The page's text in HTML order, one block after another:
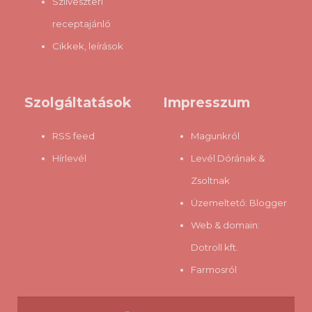
receptajánló
Cikkek, leírások
Szolgáltatások
RSS feed
Hírlevél
Impresszum
Magunkról
Levél Dórának &
Zsoltnak
Üzemeltető: Blogger
Web & domain:
Dotroll kft.
Farmosról